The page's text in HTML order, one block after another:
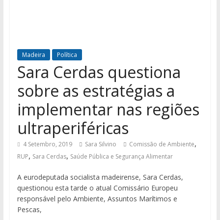
Madeira Política
Sara Cerdas questiona
sobre as estratégias a
implementar nas regiões
ultraperiféricas
4 Setembro, 2019 Sara Silvino Comissão de Ambiente,
RUP, Sara Cerdas, Saúde Pública e Segurança Alimentar
A eurodeputada socialista madeirense, Sara Cerdas,
questionou esta tarde o atual Comissário Europeu
responsável pelo Ambiente, Assuntos Marítimos e
Pescas,